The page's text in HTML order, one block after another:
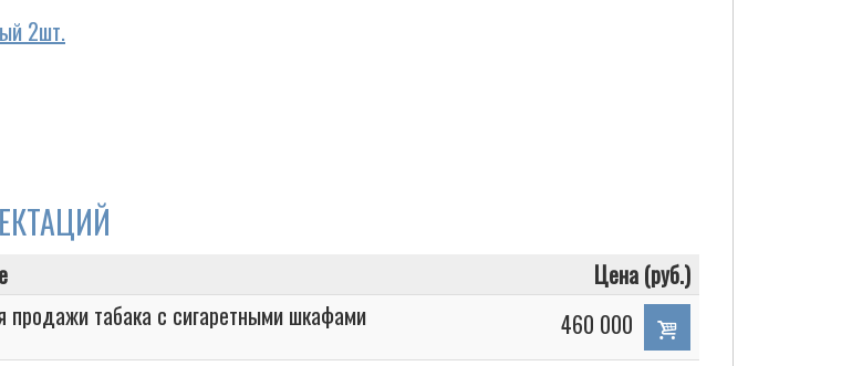
2шт.
Цена (руб.)
продажи табака с сигаретными шкафами
460 000